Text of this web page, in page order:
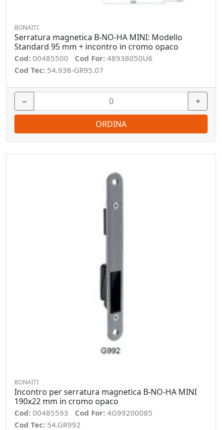
BONAITI
Serratura magnetica B-NO-HA MINI: Modello
Standard 95 mm + incontro in cromo opaco
Cod: 00485500 Cod For: 48938050U6
Cod Tec: 54.938-GR95.07
− +
ORDINA
BONAITI
Incontro per serratura magnetica B-NO-HA MINI
190x22 mm in cromo opaco
Cod: 00485593 Cod For: 4G99200085
Cod Tec: 54.GR992